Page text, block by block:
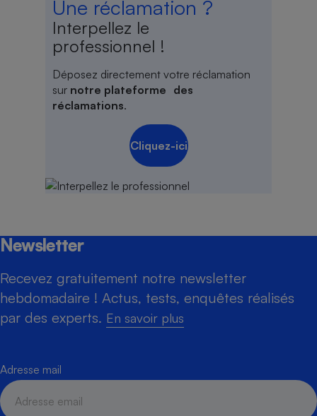
Une réclamation ?
Interpellez le
professionnel !
Déposez directement votre réclamation
sur notre plateforme des
réclamations.
Cliquez-ici
Newsletter
Recevez gratuitement notre newsletter
hebdomadaire ! Actus, tests, enquêtes réalisés
par des experts. En savoir plus
Adresse mail